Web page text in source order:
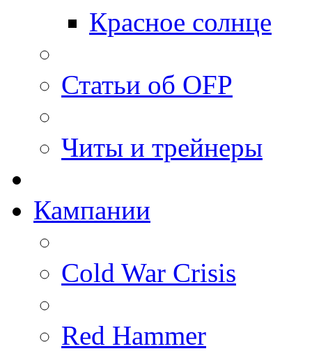
Красное солнце
Статьи об OFP
Читы и трейнеры
Кампании
Cold War Crisis
Red Hammer